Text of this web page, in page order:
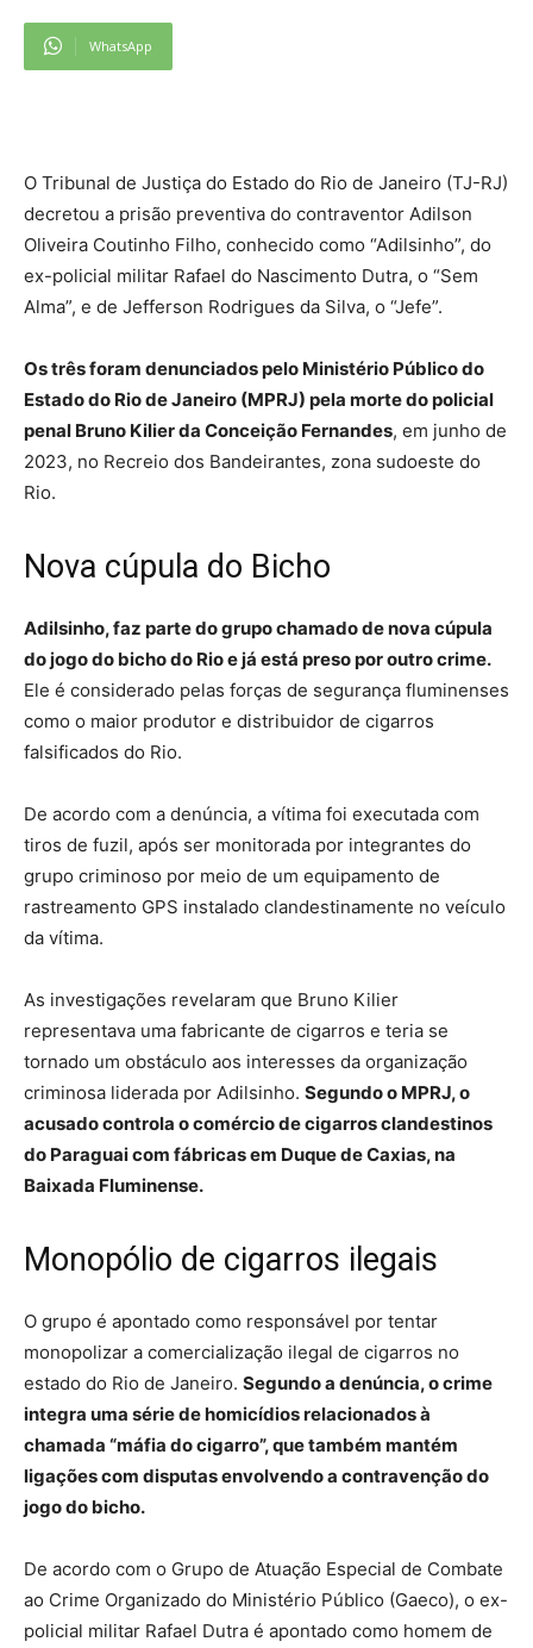
WhatsApp
O Tribunal de Justiça do Estado do Rio de Janeiro (TJ-RJ)
decretou a prisão preventiva do contraventor Adilson
Oliveira Coutinho Filho, conhecido como “Adilsinho”, do
ex-policial militar Rafael do Nascimento Dutra, o “Sem
Alma”, e de Jefferson Rodrigues da Silva, o “Jefe”.
Os três foram denunciados pelo Ministério Público do
Estado do Rio de Janeiro (MPRJ) pela morte do policial
penal Bruno Kilier da Conceição Fernandes, em junho de
2023, no Recreio dos Bandeirantes, zona sudoeste do
Rio.
Nova cúpula do Bicho
Adilsinho, faz parte do grupo chamado de nova cúpula
do jogo do bicho do Rio e já está preso por outro crime.
Ele é considerado pelas forças de segurança fluminenses
como o maior produtor e distribuidor de cigarros
falsificados do Rio.
De acordo com a denúncia, a vítima foi executada com
tiros de fuzil, após ser monitorada por integrantes do
grupo criminoso por meio de um equipamento de
rastreamento GPS instalado clandestinamente no veículo
da vítima.
As investigações revelaram que Bruno Kilier
representava uma fabricante de cigarros e teria se
tornado um obstáculo aos interesses da organização
criminosa liderada por Adilsinho. Segundo o MPRJ, o
acusado controla o comércio de cigarros clandestinos
do Paraguai com fábricas em Duque de Caxias, na
Baixada Fluminense.
Monopólio de cigarros ilegais
O grupo é apontado como responsável por tentar
monopolizar a comercialização ilegal de cigarros no
estado do Rio de Janeiro. Segundo a denúncia, o crime
integra uma série de homicídios relacionados à
chamada “máfia do cigarro”, que também mantém
ligações com disputas envolvendo a contravenção do
jogo do bicho.
De acordo com o Grupo de Atuação Especial de Combate
ao Crime Organizado do Ministério Público (Gaeco), o ex-
policial militar Rafael Dutra é apontado como homem de